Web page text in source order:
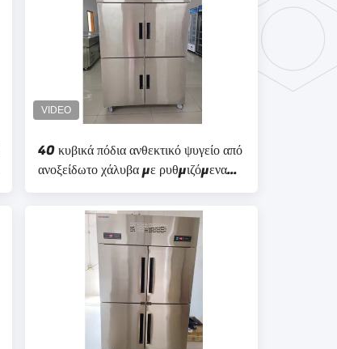
40 κυβικά πόδια ανθεκτικό ψυγείο από
ανοξείδωτο χάλυβα με ρυθμιζόμενα
ράφι